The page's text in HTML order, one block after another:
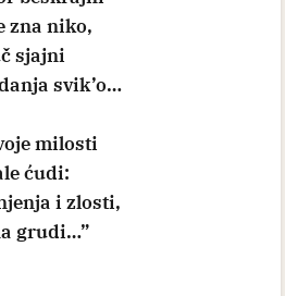
zna niko,
sjajni
svik’o…
milosti
ćudi:
i zlosti,
grudi…”